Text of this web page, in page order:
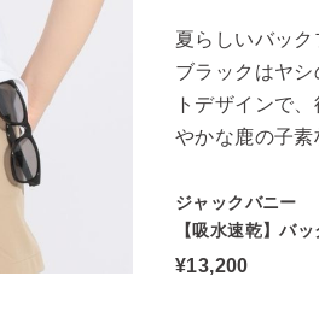
夏らしいバック
ブラックはヤ
トデザインで
やかな鹿の子
ジャックバニー
【吸水速乾】バ
¥13,200